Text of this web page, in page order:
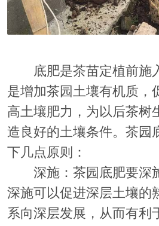
底肥是茶苗定植前施
是增加茶园土壤有机质，
高土壤肥力，为以后茶树
造良好的土壤条件。茶园
下几点原则：
深施：茶园底肥要深施
深施可以促进深层土壤的
系向深层发展，从而有利